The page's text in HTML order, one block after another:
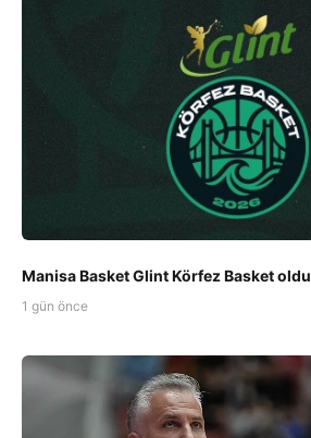
Manisa Basket Glint Körfez Basket oldu
1 gün önce